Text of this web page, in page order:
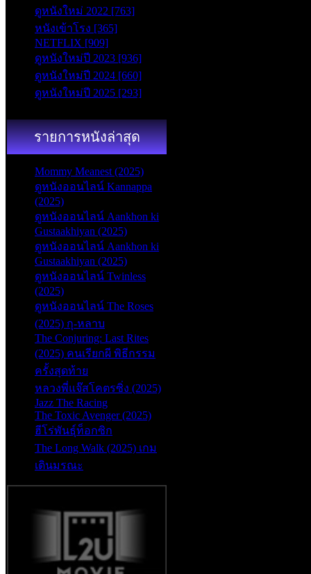
ดูหนังใหม่ 2022 [763]
หนังเข้าโรง [365]
NETFLIX [909]
ดูหนังใหม่ปี 2023 [936]
ดูหนังใหม่ปี 2024 [660]
ดูหนังใหม่ปี 2025 [293]
รายการหนังล่าสุด
Mommy Meanest (2025)
ดูหนังออนไลน์ Kannappa
(2025)
ดูหนังออนไลน์ Aankhon ki
Gustaakhiyan (2025)
ดูหนังออนไลน์ Aankhon ki
Gustaakhiyan (2025)
ดูหนังออนไลน์ Twinless
(2025)
ดูหนังออนไลน์ The Roses
(2025) กุ-หลาบ
The Conjuring: Last Rites
(2025) คนเรียกผี พิธีกรรม
ครั้งสุดท้าย
หลวงพี่แจ๊สโคตรซิ่ง (2025)
Jazz The Racing
The Toxic Avenger (2025)
ฮีโร่พันธุ์ท็อกซิก
The Long Walk (2025) เกม
เดินมรณะ